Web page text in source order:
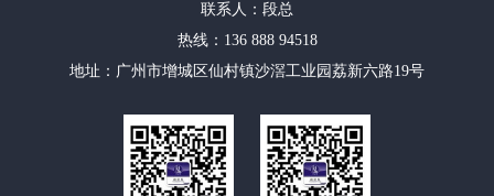
联系人：段总
热线：136 888 94518
地址：广州市增城区仙村镇沙滘工业园荔新六路19号